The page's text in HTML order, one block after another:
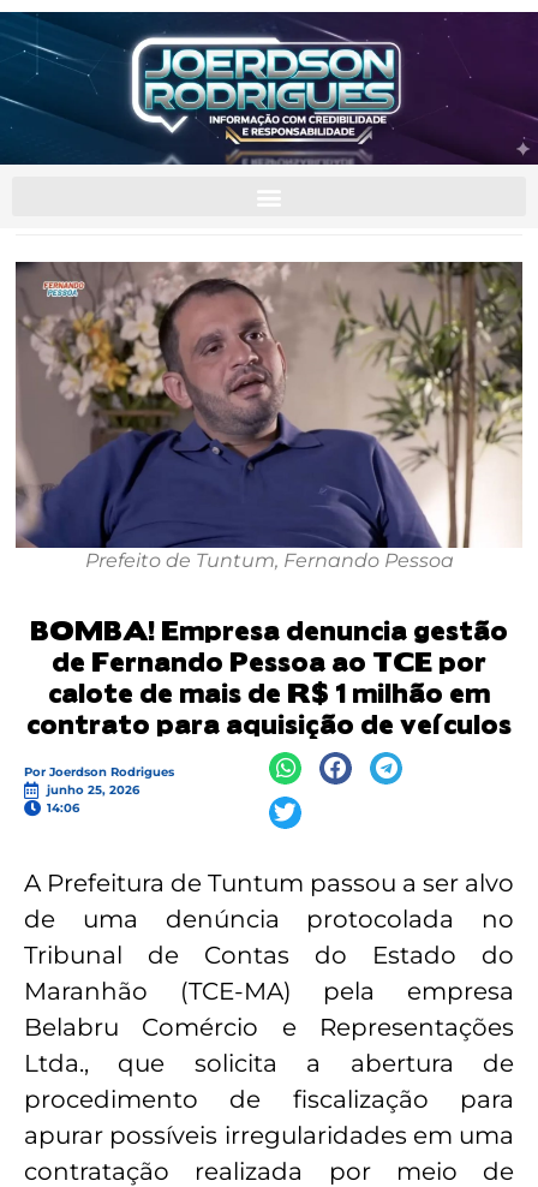
Prefeito de Tuntum, Fernando Pessoa
BOMBA! Empresa denuncia gestão
de Fernando Pessoa ao TCE por
calote de mais de R$ 1 milhão em
contrato para aquisição de veículos
Por Joerdson Rodrigues
junho 25, 2026
14:06
A Prefeitura de Tuntum passou a ser alvo
de uma denúncia protocolada no
Tribunal de Contas do Estado do
Maranhão (TCE-MA) pela empresa
Belabru Comércio e Representações
Ltda., que solicita a abertura de
procedimento de fiscalização para
apurar possíveis irregularidades em uma
contratação realizada por meio de